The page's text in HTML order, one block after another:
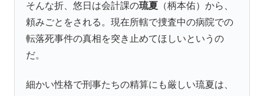
そんな折、悠日は会計課の琉夏 （柄本佑）から、
頼みごとをされる。現在所轄で捜査中の病院での
転落死事件の真相を突き止めてほしいというの
だ。
細かい性格で刑事たちの精算にも厳しい琉夏は、